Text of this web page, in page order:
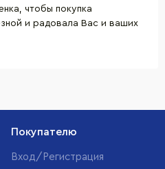
чтобы покупка
и радовала Вас и ваших
Покупателю
Вход/Регистрация